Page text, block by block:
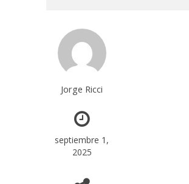
Jorge Ricci
septiembre 1,
2025